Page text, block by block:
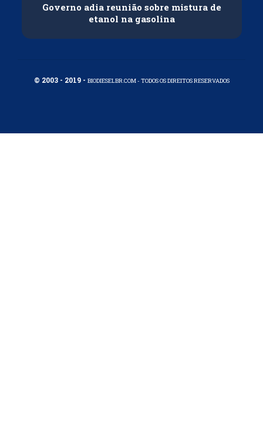
Governo adia reunião sobre mistura de
etanol na gasolina
© 2003 - 2019 - BIODIESELBR.COM - TODOS OS DIREITOS RESERVADOS